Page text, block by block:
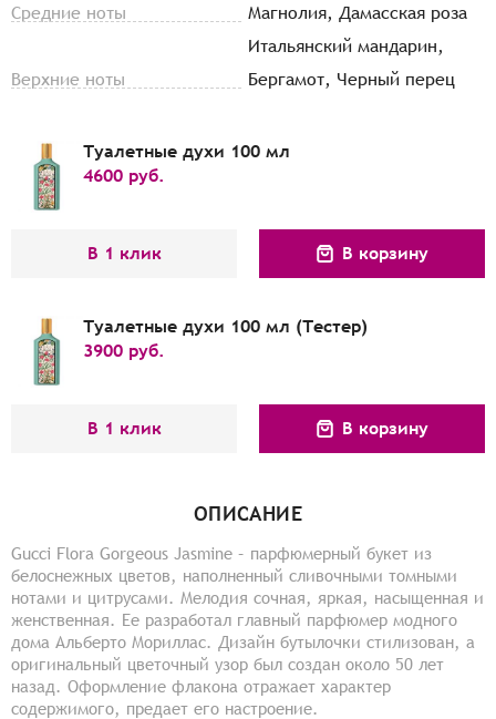
Средние ноты
Магнолия, Дамасская роза
Верхние ноты
Итальянский мандарин,
Бергамот, Черный перец
Туалетные духи 100 мл
4600 руб.
В 1 клик В корзину
Туалетные духи 100 мл (Тестер)
3900 руб.
В 1 клик В корзину
ОПИСАНИЕ
Gucci Flora Gorgeous Jasmine – парфюмерный букет из
белоснежных цветов, наполненный сливочными томными
нотами и цитрусами. Мелодия сочная, яркая, насыщенная и
женственная. Ее разработал главный парфюмер модного
дома Альберто Мориллас. Дизайн бутылочки стилизован, а
оригинальный цветочный узор был создан около 50 лет
назад. Оформление флакона отражает характер
содержимого, предает его настроение.